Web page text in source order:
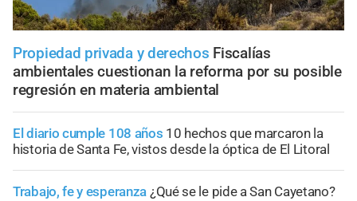
Propiedad privada y derechos Fiscalías
ambientales cuestionan la reforma por su posible
regresión en materia ambiental
El diario cumple 108 años 10 hechos que marcaron la
historia de Santa Fe, vistos desde la óptica de El Litoral
Trabajo, fe y esperanza ¿Qué se le pide a San Cayetano?